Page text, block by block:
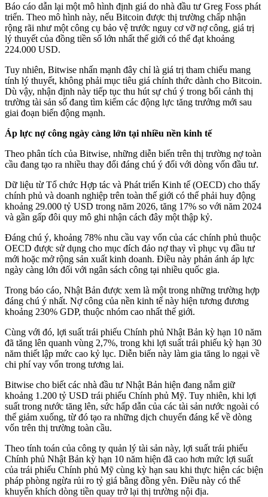
Báo cáo dẫn lại một mô hình định giá do nhà đầu tư Greg Foss phát
triển. Theo mô hình này, nếu Bitcoin được thị trường chấp nhận
rộng rãi như một công cụ bảo vệ trước nguy cơ vỡ nợ công, giá trị
lý thuyết của đồng tiền số lớn nhất thế giới có thể đạt khoảng
224.000 USD.
Tuy nhiên, Bitwise nhấn mạnh đây chỉ là giá trị tham chiếu mang
tính lý thuyết, không phải mục tiêu giá chính thức dành cho Bitcoin.
Dù vậy, nhận định này tiếp tục thu hút sự chú ý trong bối cảnh thị
trường tài sản số đang tìm kiếm các động lực tăng trưởng mới sau
giai đoạn biến động mạnh.
Áp lực nợ công ngày càng lớn tại nhiều nền kinh tế
Theo phân tích của Bitwise, những diễn biến trên thị trường nợ toàn
cầu đang tạo ra nhiều thay đổi đáng chú ý đối với dòng vốn đầu tư.
Dữ liệu từ Tổ chức Hợp tác và Phát triển Kinh tế (OECD) cho thấy
chính phủ và doanh nghiệp trên toàn thế giới có thể phải huy động
khoảng 29.000 tỷ USD trong năm 2026, tăng 17% so với năm 2024
và gần gấp đôi quy mô ghi nhận cách đây một thập kỷ.
Đáng chú ý, khoảng 78% nhu cầu vay vốn của các chính phủ thuộc
OECD được sử dụng cho mục đích đảo nợ thay vì phục vụ đầu tư
mới hoặc mở rộng sản xuất kinh doanh. Điều này phản ánh áp lực
ngày càng lớn đối với ngân sách công tại nhiều quốc gia.
Trong báo cáo, Nhật Bản được xem là một trong những trường hợp
đáng chú ý nhất. Nợ công của nền kinh tế này hiện tương đương
khoảng 230% GDP, thuộc nhóm cao nhất thế giới.
Cùng với đó, lợi suất trái phiếu Chính phủ Nhật Bản kỳ hạn 10 năm
đã tăng lên quanh vùng 2,7%, trong khi lợi suất trái phiếu kỳ hạn 30
năm thiết lập mức cao kỷ lục. Diễn biến này làm gia tăng lo ngại về
chi phí vay vốn trong tương lai.
Bitwise cho biết các nhà đầu tư Nhật Bản hiện đang nắm giữ
khoảng 1.200 tỷ USD trái phiếu Chính phủ Mỹ. Tuy nhiên, khi lợi
suất trong nước tăng lên, sức hấp dẫn của các tài sản nước ngoài có
thể giảm xuống, từ đó tạo ra những dịch chuyển đáng kể về dòng
vốn trên thị trường toàn cầu.
Theo tính toán của công ty quản lý tài sản này, lợi suất trái phiếu
Chính phủ Nhật Bản kỳ hạn 10 năm hiện đã cao hơn mức lợi suất
của trái phiếu Chính phủ Mỹ cùng kỳ hạn sau khi thực hiện các biện
pháp phòng ngừa rủi ro tỷ giá bằng đồng yên. Điều này có thể
khuyến khích dòng tiền quay trở lại thị trường nội địa.